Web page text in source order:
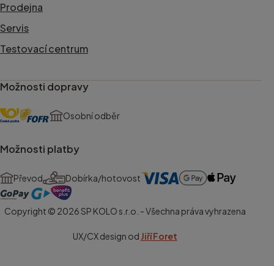
Prodejna
Servis
Testovací centrum
Možnosti dopravy
Osobní odběr
Možnosti platby
Převod Dobírka/hotovost
Copyright © 2026 SP KOLO s.r.o. - Všechna práva vyhrazena
UX/CX design od Jiří Foret